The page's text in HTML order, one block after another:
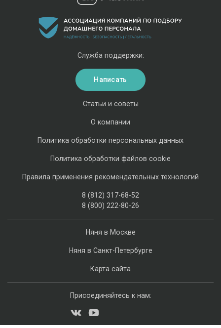
Няня в Москве
Няня в Санкт-Петербурге
Карта сайта
Статьи и советы
О компании
Политика обработки персональных данных
Политика обработки файлов cookie
Правила применения рекомендательных технологий
8 (812) 317-68-52
8 (800) 222-80-26
Служба поддержки:
Написать
Присоединяйтесь к нам: